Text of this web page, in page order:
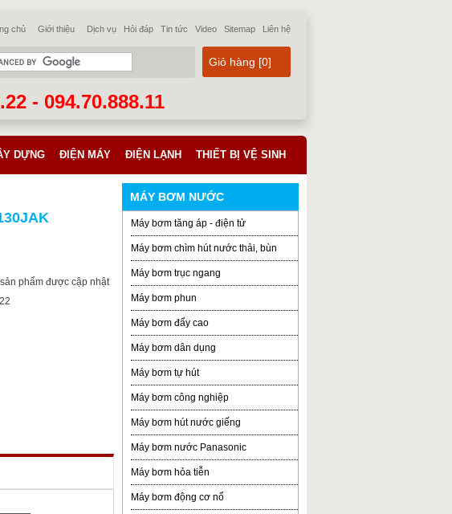
chủ Giới thiệu Dịch vụ Hỏi đáp Tin tức Video Sitemap Liên hệ
Giỏ hàng [0]
- 094.70.888.11
DỰNG ĐIỆN MÁY ĐIỆN LẠNH THIẾT BỊ VỆ SINH
phẩm được cập nhật
MÁY BƠM NƯỚC
Máy bơm tăng áp - điện tử
Máy bơm chìm hút nước thải, bùn
Máy bơm trục ngang
Máy bơm phun
Máy bơm đẩy cao
Máy bơm dân dụng
Máy bơm tự hút
Máy bơm công nghiệp
Máy bơm hút nước giếng
Máy bơm nước Panasonic
Máy bơm hỏa tiễn
Máy bơm động cơ nổ